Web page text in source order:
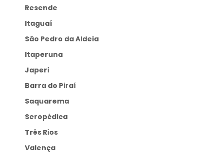
Resende
Itaguaí
São Pedro da Aldeia
Itaperuna
Japeri
Barra do Piraí
Saquarema
Seropédica
Três Rios
Valença